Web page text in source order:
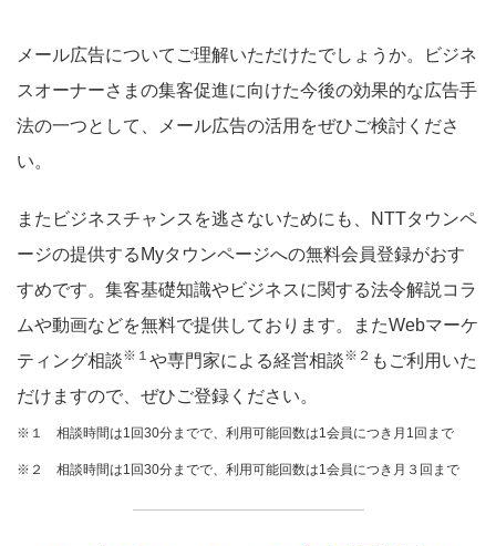
メール広告についてご理解いただけたでしょうか。ビジネ
スオーナーさまの集客促進に向けた今後の効果的な広告手
法の一つとして、メール広告の活用をぜひご検討くださ
い。
またビジネスチャンスを逃さないためにも、NTTタウンペ
ージの提供するMyタウンページへの無料会員登録がおす
すめです。集客基礎知識やビジネスに関する法令解説コラ
ムや動画などを無料で提供しております。またWebマーケ
ティング相談※１ や専門家による経営相談※２ もご利用いた
だけますので、ぜひご登録ください。
※１ 相談時間は1回30分までで、利用可能回数は1会員につき月1回まで
※２ 相談時間は1回30分までで、利用可能回数は1会員につき月３回まで